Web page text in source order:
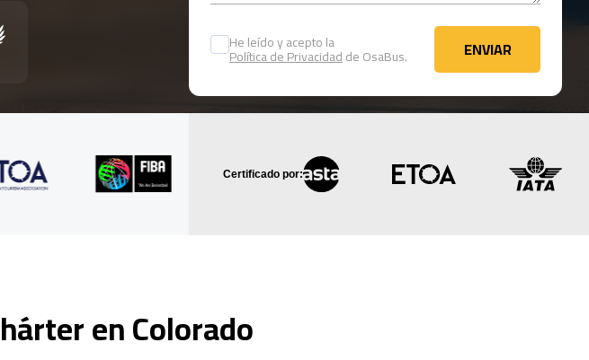
He leído y acepto la
Política de Privacidadde OsaBus. ENVIAR
ENVIAR
Certificado por:
en Colorado